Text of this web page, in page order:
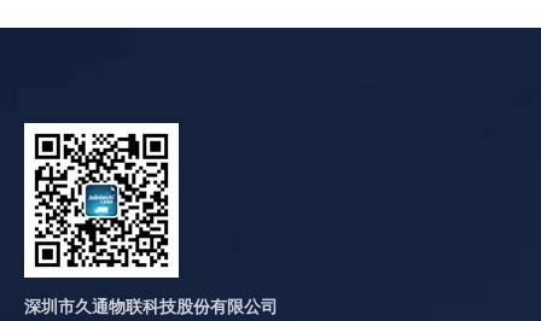
深圳市久通物联科技股份有限公司